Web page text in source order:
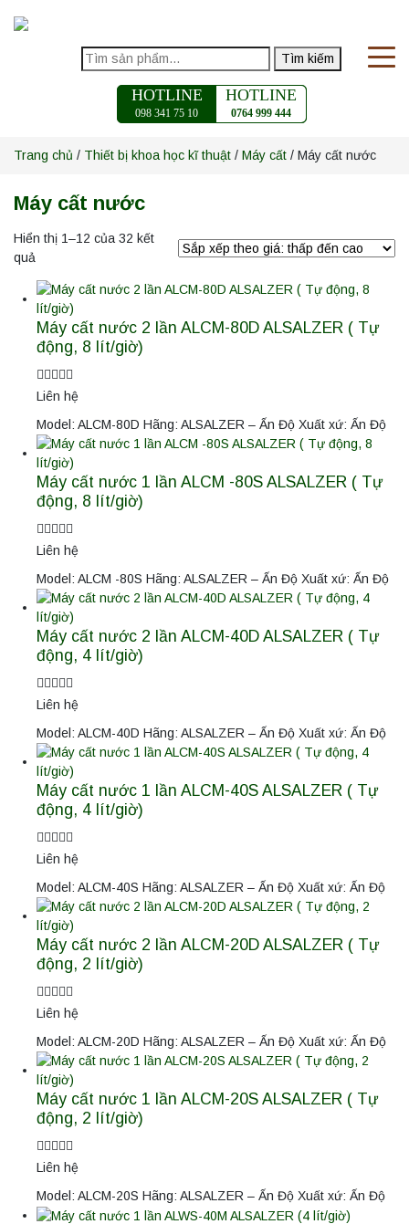
Tìm kiếm
HOTLINE
098 341 75 10
HOTLINE
0764 999 444
Trang chủ / Thiết bị khoa học kĩ thuật / Máy cất / Máy cất nước
Máy cất nước
Hiển thị 1–12 của 32 kết
quả
Máy cất nước 2 lần ALCM-80D ALSALZER ( Tự
động, 8 lít/giờ)
Liên hệ
Model: ALCM-80D Hãng: ALSALZER – Ấn Độ Xuất xứ: Ấn Độ
Máy cất nước 1 lần ALCM -80S ALSALZER ( Tự
động, 8 lít/giờ)
Liên hệ
Model: ALCM -80S Hãng: ALSALZER – Ấn Độ Xuất xứ: Ấn Độ
Máy cất nước 2 lần ALCM-40D ALSALZER ( Tự
động, 4 lít/giờ)
Liên hệ
Model: ALCM-40D Hãng: ALSALZER – Ấn Độ Xuất xứ: Ấn Độ
Máy cất nước 1 lần ALCM-40S ALSALZER ( Tự
động, 4 lít/giờ)
Liên hệ
Model: ALCM-40S Hãng: ALSALZER – Ấn Độ Xuất xứ: Ấn Độ
Máy cất nước 2 lần ALCM-20D ALSALZER ( Tự
động, 2 lít/giờ)
Liên hệ
Model: ALCM-20D Hãng: ALSALZER – Ấn Độ Xuất xứ: Ấn Độ
Máy cất nước 1 lần ALCM-20S ALSALZER ( Tự
động, 2 lít/giờ)
Liên hệ
Model: ALCM-20S Hãng: ALSALZER – Ấn Độ Xuất xứ: Ấn Độ